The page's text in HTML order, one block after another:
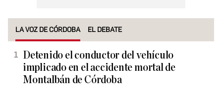
LA VOZ DE CÓRDOBA EL DEBATE
Detenido el conductor del vehículo
implicado en el accidente mortal de
Montalbán de Córdoba